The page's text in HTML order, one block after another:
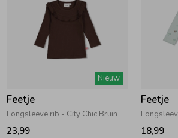
Nieuw
Feetje
Longsleeve rib - City Chic Bruin
23,99
Feetje
18,99